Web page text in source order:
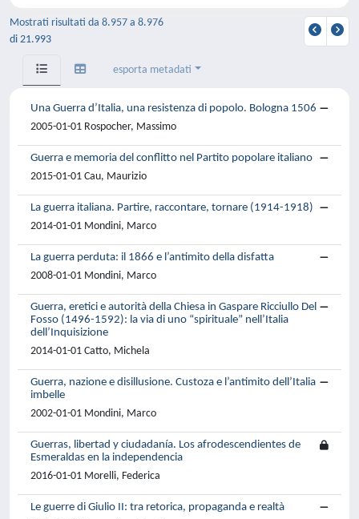
Mostrati risultati da 8.957 a 8.976
di 21.993
esporta metadati
Una Guerra d’Italia, una resistenza di popolo. Bologna 1506
2005-01-01 Rospocher, Massimo
Guerra e memoria del conflitto nel Partito popolare italiano
2015-01-01 Cau, Maurizio
La guerra italiana. Partire, raccontare, tornare (1914-1918)
2014-01-01 Mondini, Marco
La guerra perduta: il 1866 e l’antimito della disfatta
2008-01-01 Mondini, Marco
Guerra, eretici e autorità della Chiesa in Gaspare Ricciullo Del
Fosso (1496-1592): la via di uno “spirituale” nell’Italia
dell’Inquisizione
2014-01-01 Catto, Michela
Guerra, nazione e disillusione. Custoza e l’antimito dell’Italia
imbelle
2002-01-01 Mondini, Marco
Guerras, libertad y ciudadanía. Los afrodescendientes de
Esmeraldas en la independencia
2016-01-01 Morelli, Federica
Le guerre di Giulio II: tra retorica, propaganda e realtà